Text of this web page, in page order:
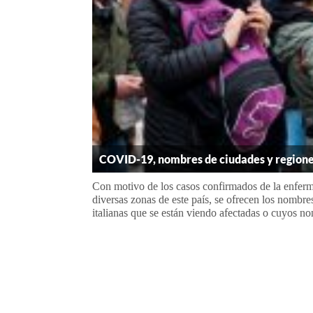
COVID-19, nombres de ciudades y
Con motivo de los casos confirmados de la
diversas zonas de este país, se ofrecen los
italianas que se están viendo afectadas o cuyos